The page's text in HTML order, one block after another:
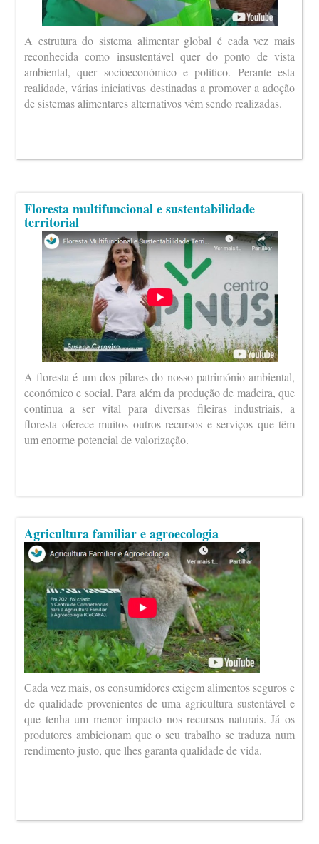
A estrutura do sistema alimentar global é cada vez mais
reconhecida como insustentável quer do ponto de vista
ambiental, quer socioeconómico e político. Perante esta
realidade, várias iniciativas destinadas a promover a adoção
de sistemas alimentares alternativos vêm sendo realizadas.
Floresta multifuncional e sustentabilidade
territorial
A floresta é um dos pilares do nosso património ambiental,
económico e social. Para além da produção de madeira, que
continua a ser vital para diversas fileiras industriais, a
floresta oferece muitos outros recursos e serviços que têm
um enorme potencial de valorização.
Agricultura familiar e agroecologia
Cada vez mais, os consumidores exigem alimentos seguros e
de qualidade provenientes de uma agricultura sustentável e
que tenha um menor impacto nos recursos naturais. Já os
produtores ambicionam que o seu trabalho se traduza num
rendimento justo, que lhes garanta qualidade de vida.